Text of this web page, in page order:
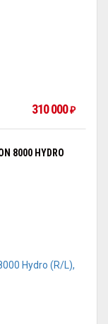
310 000 ₽
8000 HYDRO